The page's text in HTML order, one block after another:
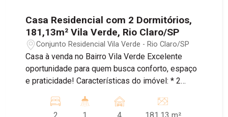
Casa Residencial com 2 Dormitórios,
181,13m² Vila Verde, Rio Claro/SP
Conjunto Residencial Vila Verde - Rio Claro/SP
Casa à venda no Bairro Vila Verde Excelente
oportunidade para quem busca conforto, espaço
e praticidade! Características do imóvel: * 2
condicionado * Cozinha funcional * Quintal